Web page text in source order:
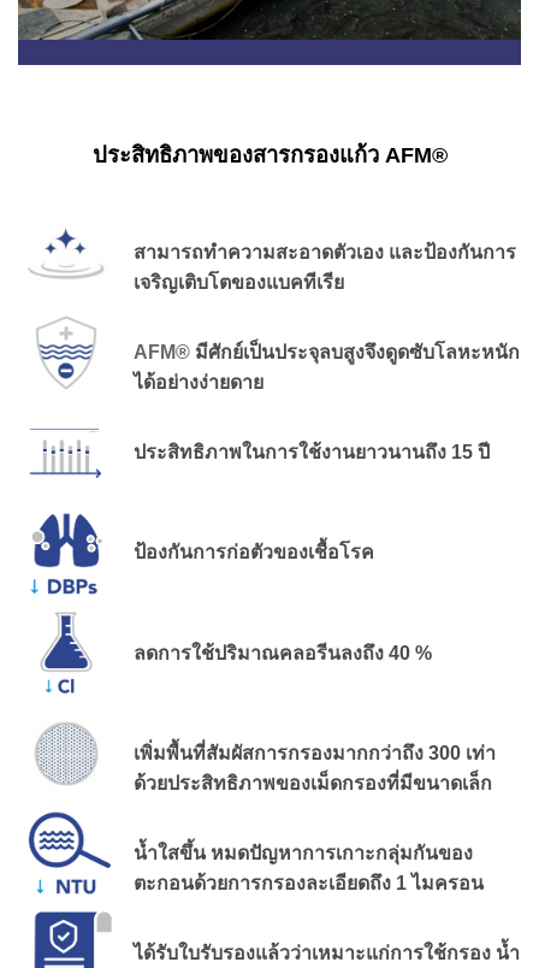
ประสิทธิภาพของสารกรองแก้ว AFM®
สามารถทำความสะอาดตัวเอง และป้องกันการ
เจริญเติบโตของแบคทีเรีย
AFM® มีศักย์เป็นประจุลบสูงจึงดูดซับโลหะหนัก
ได้อย่างง่ายดาย
ประสิทธิภาพในการใช้งานยาวนานถึง 15 ปี
ป้องกันการก่อตัวของเชื้อโรค
ลดการใช้ปริมาณคลอรีนลงถึง 40 %
เพิ่มพื้นที่สัมผัสการกรองมากกว่าถึง 300 เท่า
ด้วยประสิทธิภาพของเม็ดกรองที่มีขนาดเล็ก
น้ำใสขึ้น หมดปัญหาการเกาะกลุ่มกันของ
ตะกอนด้วยการกรองละเอียดถึง 1 ไมครอน
ได้รับใบรับรองแล้วว่าเหมาะแก่การใช้กรอง น้ำ